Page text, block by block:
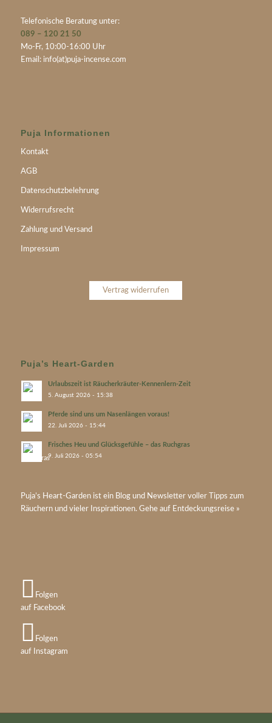
Telefonische Beratung unter:
089 – 120 21 50
Mo-Fr, 10:00-16:00 Uhr
Email: info(at)puja-incense.com
Puja Informationen
Kontakt
AGB
Datenschutzbelehrung
Widerrufsrecht
Zahlung und Versand
Impressum
Vertrag widerrufen
Puja’s Heart-Garden
Urlaubszeit ist Räucherkräuter-Kennenlern-Zeit
5. August 2026 - 15:38
Pferde sind uns um Nasenlängen voraus!
22. Juli 2026 - 15:44
Frisches Heu und Glücksgefühle – das Ruchgras
9. Juli 2026 - 05:54
Puja’s Heart-Gardenist ein Blog und Newsletter voller Tipps zum
Räuchern und vieler Inspirationen. Gehe auf Entdeckungsreise »
Folgen
auf Facebook
Folgen
auf Instagram